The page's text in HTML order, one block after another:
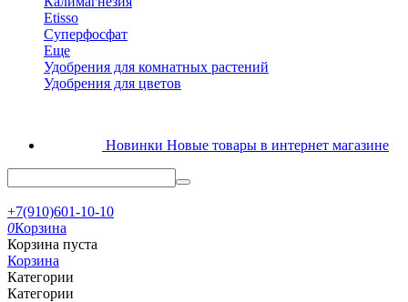
Etisso
Суперфосфат
Еще
Удобрения для комнатных растений
Удобрения для цветов
Новинки Новые товары в интернет магазине
+7(910)601-10-10
0Корзина
Корзина пуста
Корзина
Категории
Категории